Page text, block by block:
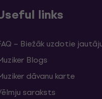
links
– Biežāk uzdotie
Blogs
dāvanu karte
saraksts